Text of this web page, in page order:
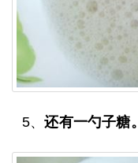
5、还有一勺子糖。